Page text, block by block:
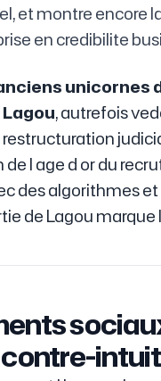
et montre encore
en credibilite
unicornes
Lagou, autrefois
de l age d or du
des algorithmes
de Lagou